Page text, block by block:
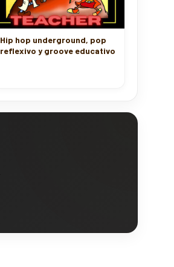
Hip hop underground, pop
reflexivo y groove educativo